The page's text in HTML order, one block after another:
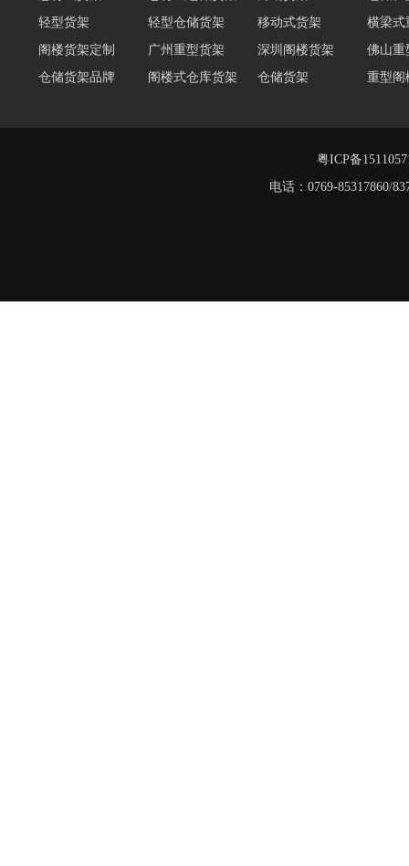
阁楼货架定制
广州重型货架 深圳阁楼货架
佛山重
仓储货架品牌
阁楼式仓库货架 仓储货架
重型阁
东莞重型货架
阁楼平台货架 货架重型货架
广州阁
粤ICP备
电话：0769-85317860/